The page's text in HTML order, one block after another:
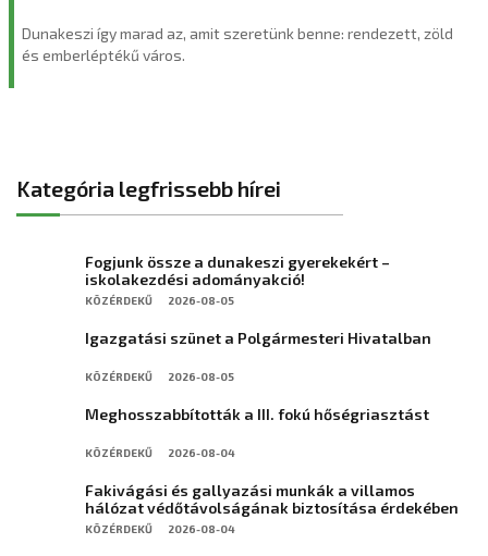
Dunakeszi így marad az, amit szeretünk benne: rendezett, zöld
és emberléptékű város.
Kategória legfrissebb hírei
Fogjunk össze a dunakeszi gyerekekért –
iskolakezdési adományakció!
KÖZÉRDEKŰ 2026-08-05
Igazgatási szünet a Polgármesteri Hivatalban
KÖZÉRDEKŰ 2026-08-05
Meghosszabbították a III. fokú hőségriasztást
KÖZÉRDEKŰ 2026-08-04
Fakivágási és gallyazási munkák a villamos
hálózat védőtávolságának biztosítása érdekében
KÖZÉRDEKŰ 2026-08-04